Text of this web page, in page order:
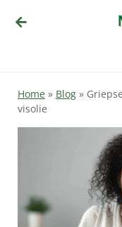
Home » Blog »
visolie